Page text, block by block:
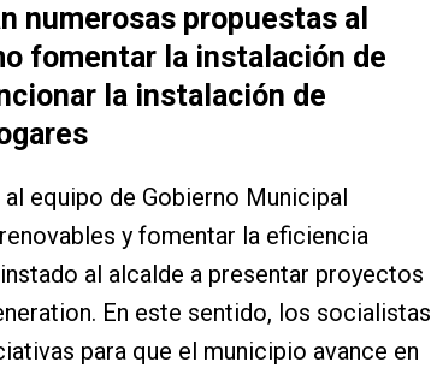
numerosas propuestas al
fomentar la instalación de
la instalación de
equipo de Gobierno Municipal
y fomentar la eficiencia
al alcalde a presentar proyectos
En este sentido, los socialistas
para que el municipio avance en